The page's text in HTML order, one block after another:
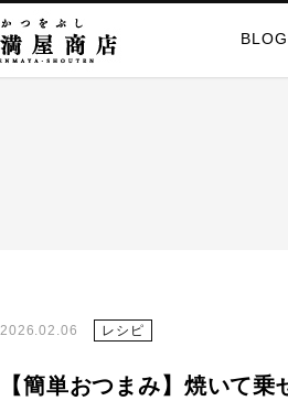
BLOG
2026.02.06 レシピ
【簡単おつまみ】焼いて